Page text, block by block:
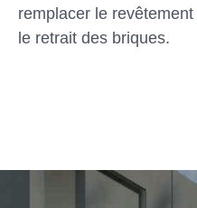
remplacer le
le retrait des briques.